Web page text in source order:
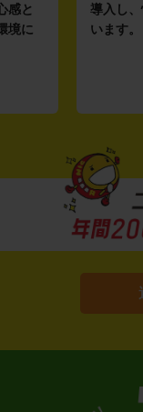
感と
境に
導入し
います